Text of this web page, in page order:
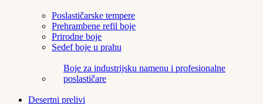
Poslastičarske tempere
Prehrambene refil boje
Prirodne boje
Sedef boje u prahu
Boje za industrijsku namenu i profesionalne
poslastičare
Desertni prelivi